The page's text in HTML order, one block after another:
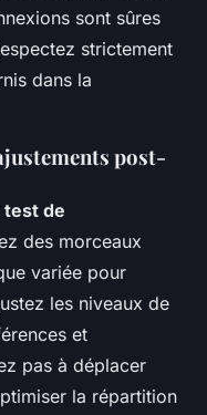
sont sûres
strictement
dans la
post-
test de
des morceaux
variée pour
les niveaux de
et
pas à déplacer
la répartition